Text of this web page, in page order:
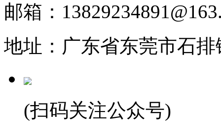
邮箱：
地址：广东省东莞市石
(扫码关注公众号)